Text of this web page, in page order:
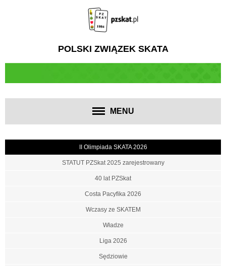
POLSKI ZWIĄZEK SKATA
MENU
II Olimpiada SKATA 2026
STATUT PZSkat 2025 zarejestrowany
40 lat PZSkat
Costa Pacyfika 2026
Wczasy ze SKATEM
Władze
Liga 2026
Sędziowie